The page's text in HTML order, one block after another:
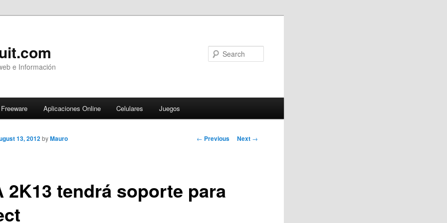
e Información
Freeware Aplicaciones Online Celulares Juegos
Post
← Previous Next →
2K13 tendrá soporte para
13, 2012 byMauro